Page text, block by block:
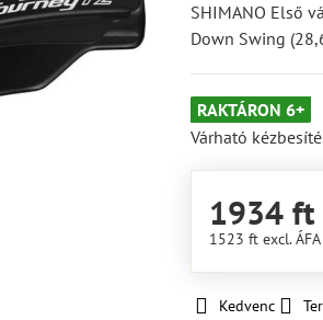
SHIMANO Első
Down Swing
RAKTÁRON 6+
Várható
1934 ft
1523 ftexcl. ÁFA
Kedvenc